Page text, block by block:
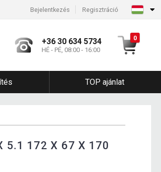
Bejelentkezés Regisztráció
+36 30 634 5734
HÉ - PÉ, 08:00 - 16:00
0
TOP ajánlat
5.1 172 X 67 X 170